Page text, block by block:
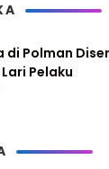
di Polman
Pelaku